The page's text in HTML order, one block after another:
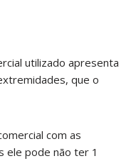
utilizado apresenta
que o
com as
ele pode não ter 1